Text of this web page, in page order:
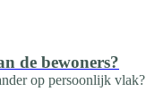
de bewoners?
op persoonlijk vlak?